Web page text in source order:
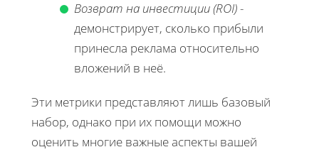
Возврат на инвестиции (ROI)-
демонстрирует, сколько прибыли
принесла реклама относительно
вложений в неё.
Эти метрики представляют лишь базовый
набор, однако при их помощи можно
оценить многие важные аспекты вашей